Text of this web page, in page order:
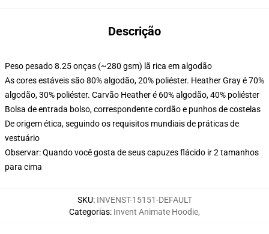
Descrição
Peso pesado 8.25 onças (~280 gsm) lã rica em algodão
As cores estáveis são 80% algodão, 20% poliéster. Heather Gray é 70%
algodão, 30% poliéster. Carvão Heather é 60% algodão, 40% poliéster
Bolsa de entrada bolso, correspondente cordão e punhos de costelas
De origem ética, seguindo os requisitos mundiais de práticas de
vestuário
Observar: Quando você gosta de seus capuzes flácido ir 2 tamanhos
para cima
SKU: INVENST-15151-DEFAULT
Categorias: Invent Animate Hoodie,